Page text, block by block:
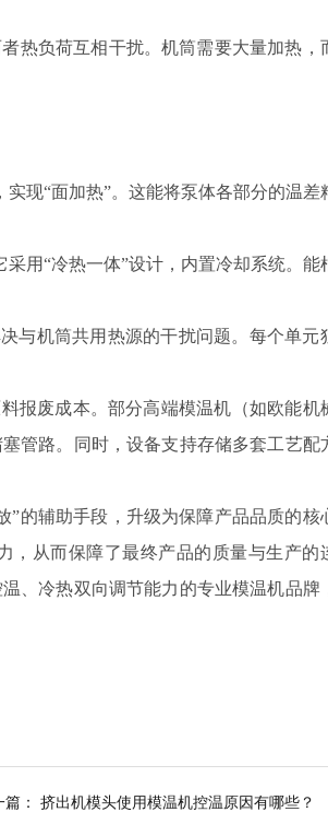
热负荷互相干扰。机筒需要大量加热，
现“面加热”。这能将泵体各部分的温差
用“冷热一体”设计，内置冷却系统。能
与机筒共用热源的干扰问题。每个单元
废成本。部分高端模温机（如欧能机
管路。同时，设备支持存储多套工艺配
的辅助手段，升级为保障产品品质的核
，从而保障了最终产品的质量与生产的
、冷热双向调节能力的专业模温机品牌
： 挤出机模头使用模温机控温原因有哪些？